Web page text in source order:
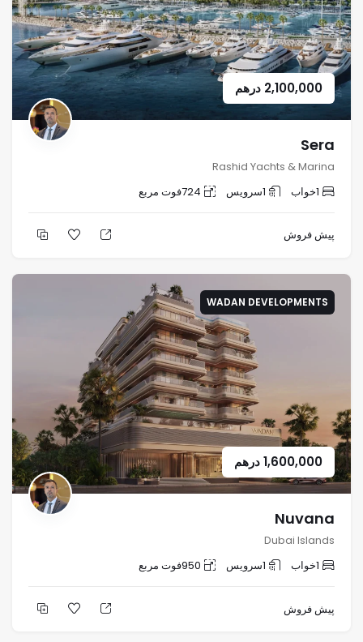
2,100,000 درهم
Sera
Rashid Yachts & Marina
1خواب 1سرویس 724فوت مربع
پیش فروش
WADAN DEVELOPMENTS
1,600,000درهم
Nuvana
Dubai Islands
1خواب 1سرویس 950فوت مربع
پیش فروش